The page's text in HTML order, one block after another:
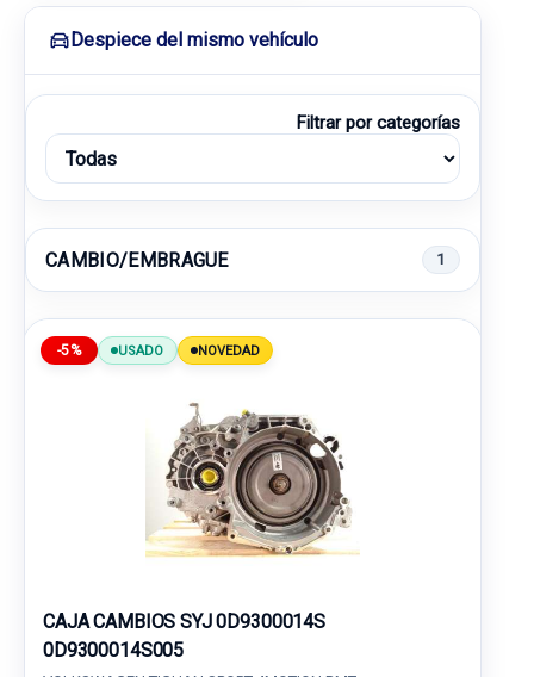
Despiece del mismo vehículo
Filtrar por categorías
CAMBIO/EMBRAGUE 1
-5% USADO NOVEDAD
CAJA CAMBIOS SYJ 0D9300014S
0D9300014S005